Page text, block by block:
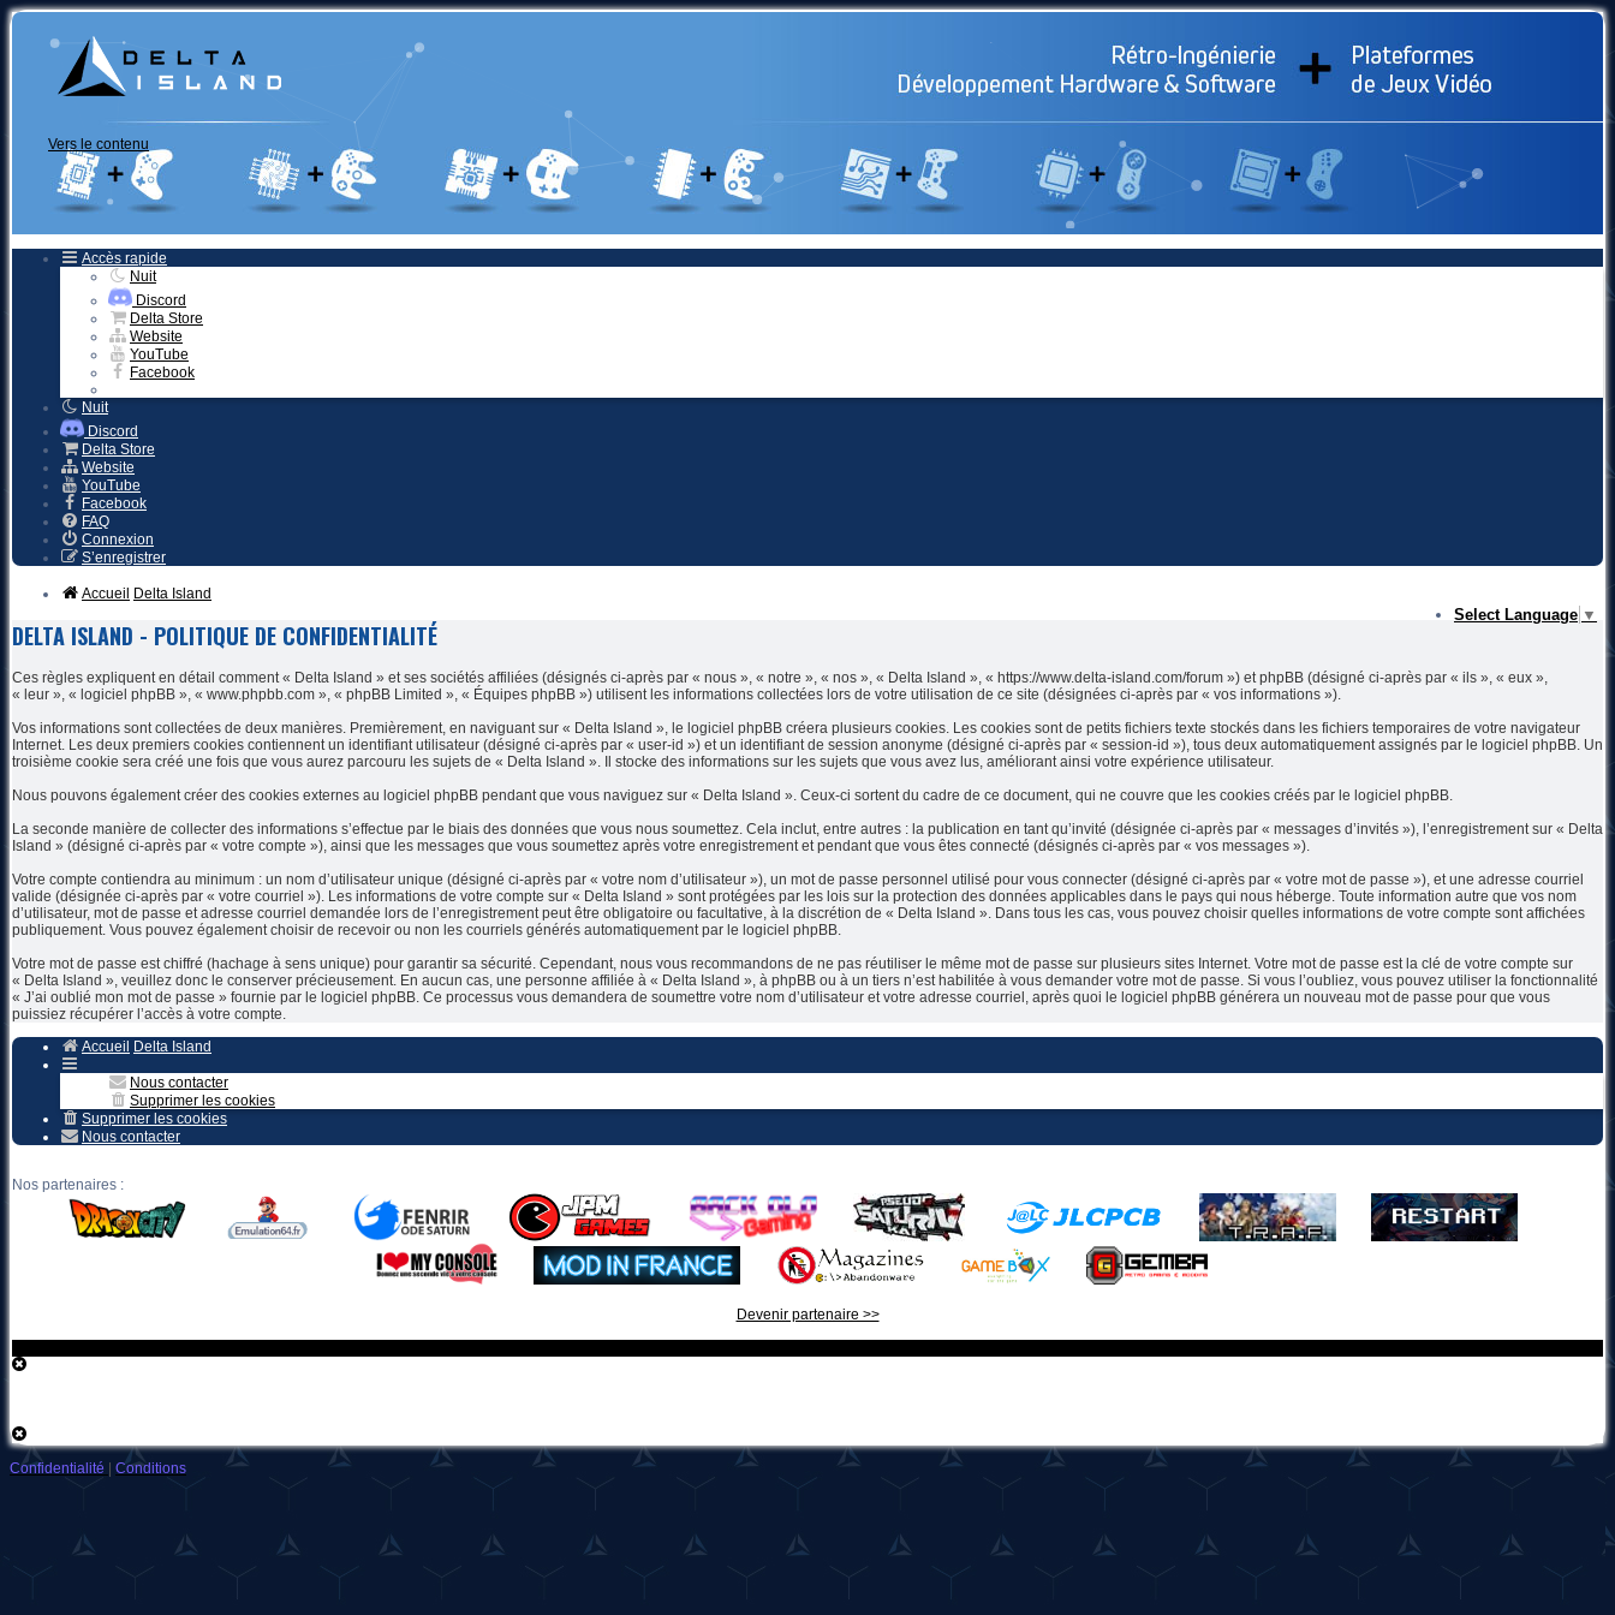
Vers le contenu
Accès rapide
Nuit
Discord
Delta Store
Website
YouTube
Facebook
Nuit
Discord
Delta Store
Website
YouTube
Facebook
FAQ
Connexion
S’enregistrer
Accueil Delta Island
Select Language ▼
DELTA ISLAND - POLITIQUE DE CONFIDENTIALITÉ
Ces règles expliquent en détail comment « Delta Island » et ses sociétés affiliées (désignés ci-après par « nous », « notre », « nos », « Delta Island », « https://www.delta-island.com/forum ») et phpBB (désigné ci-après par « ils », « eux »,
« leur », « logiciel phpBB », « www.phpbb.com », « phpBB Limited », « Équipes phpBB ») utilisent les informations collectées lors de votre utilisation de ce site (désignées ci-après par « vos informations »).
Vos informations sont collectées de deux manières. Premièrement, en naviguant sur « Delta Island », le logiciel phpBB créera plusieurs cookies. Les cookies sont de petits fichiers texte stockés dans les fichiers temporaires de votre navigateur
Internet. Les deux premiers cookies contiennent un identifiant utilisateur (désigné ci-après par « user-id ») et un identifiant de session anonyme (désigné ci-après par « session-id »), tous deux automatiquement assignés par le logiciel phpBB. Un
troisième cookie sera créé une fois que vous aurez parcouru les sujets de « Delta Island ». Il stocke des informations sur les sujets que vous avez lus, améliorant ainsi votre expérience utilisateur.
Nous pouvons également créer des cookies externes au logiciel phpBB pendant que vous naviguez sur « Delta Island ». Ceux-ci sortent du cadre de ce document, qui ne couvre que les cookies créés par le logiciel phpBB.
La seconde manière de collecter des informations s’effectue par le biais des données que vous nous soumettez. Cela inclut, entre autres : la publication en tant qu’invité (désignée ci-après par « messages d’invités »), l’enregistrement sur « Delta
Island » (désigné ci-après par « votre compte »), ainsi que les messages que vous soumettez après votre enregistrement et pendant que vous êtes connecté (désignés ci-après par « vos messages »).
Votre compte contiendra au minimum : un nom d’utilisateur unique (désigné ci-après par « votre nom d’utilisateur »), un mot de passe personnel utilisé pour vous connecter (désigné ci-après par « votre mot de passe »), et une adresse courriel
valide (désignée ci-après par « votre courriel »). Les informations de votre compte sur « Delta Island » sont protégées par les lois sur la protection des données applicables dans le pays qui nous héberge. Toute information autre que vos nom
d’utilisateur, mot de passe et adresse courriel demandée lors de l’enregistrement peut être obligatoire ou facultative, à la discrétion de « Delta Island ». Dans tous les cas, vous pouvez choisir quelles informations de votre compte sont affichées
publiquement. Vous pouvez également choisir de recevoir ou non les courriels générés automatiquement par le logiciel phpBB.
Votre mot de passe est chiffré (hachage à sens unique) pour garantir sa sécurité. Cependant, nous vous recommandons de ne pas réutiliser le même mot de passe sur plusieurs sites Internet. Votre mot de passe est la clé de votre compte sur
« Delta Island », veuillez donc le conserver précieusement. En aucun cas, une personne affiliée à « Delta Island », à phpBB ou à un tiers n’est habilitée à vous demander votre mot de passe. Si vous l’oubliez, vous pouvez utiliser la fonctionnalité
« J’ai oublié mon mot de passe » fournie par le logiciel phpBB. Ce processus vous demandera de soumettre votre nom d’utilisateur et votre adresse courriel, après quoi le logiciel phpBB générera un nouveau mot de passe pour que vous
puissiez récupérer l’accès à votre compte.
Accueil
Delta Island
Nous contacter
Supprimer les cookies
Supprimer les cookies
Nous contacter
Nos partenaires :
Devenir partenaire >>
Confidentialité Conditions